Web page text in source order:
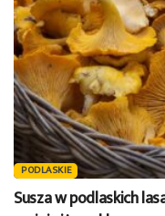
PODLASKIE
Susza w podlaskich